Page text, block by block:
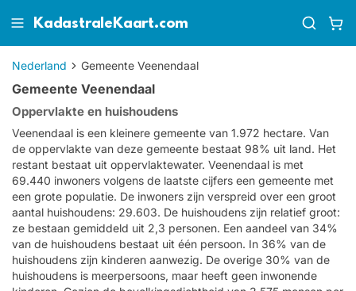
KadastraleKaart.com
Nederland Gemeente Veenendaal
Gemeente Veenendaal
Oppervlakte en huishoudens
Veenendaal is een kleinere gemeente van 1.972 hectare. Van
de oppervlakte van deze gemeente bestaat 98% uit land. Het
restant bestaat uit oppervlaktewater. Veenendaal is met
69.440 inwoners volgens de laatste cijfers een gemeente met
een grote populatie. De inwoners zijn verspreid over een groot
aantal huishoudens: 29.603. De huishoudens zijn relatief groot:
ze bestaan gemiddeld uit 2,3 personen. Een aandeel van 34%
van de huishoudens bestaat uit één persoon. In 36% van de
huishoudens zijn kinderen aanwezig. De overige 30% van de
huishoudens is meerpersoons, maar heeft geen inwonende